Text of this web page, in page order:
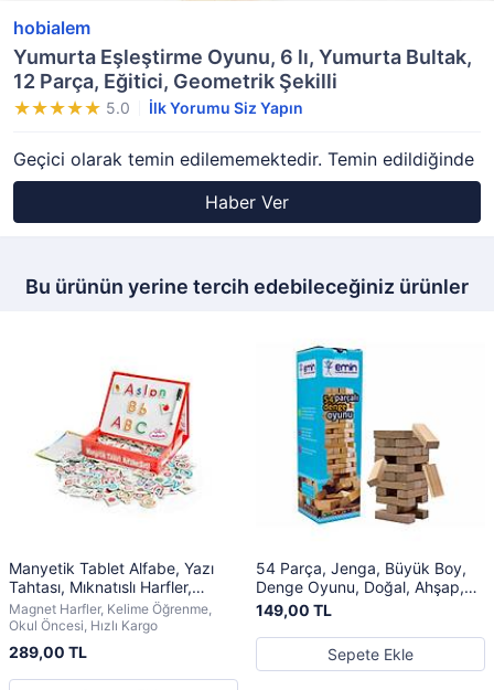
hobialem
Yumurta Eşleştirme Oyunu, 6 lı, Yumurta Bultak,
12 Parça, Eğitici, Geometrik Şekilli
5.0 İlk Yorumu Siz Yapın
Geçici olarak temin edilememektedir. Temin edildiğinde
Haber Ver
Bu ürünün yerine tercih edebileceğiniz ürünler
Manyetik Tablet Alfabe, Yazı
Tahtası, Mıknatıslı Harfler,
Magnet Eğitim Seti
Magnet Harfler, Kelime Öğrenme,
Okul Öncesi, Hızlı Kargo
289,00 TL
54 Parça, Jenga, Büyük Boy,
Denge Oyunu, Doğal, Ahşap,
Kule Oyunu, Eğlenceli Aile
Oyunu
149,00 TL
Sepete Ekle